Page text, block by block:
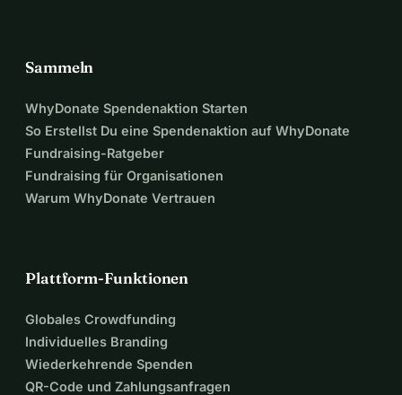
Sammeln
WhyDonate Spendenaktion Starten
So Erstellst Du eine Spendenaktion auf WhyDonate
Fundraising-Ratgeber
Fundraising für Organisationen
Warum WhyDonate Vertrauen
Plattform-Funktionen
Globales Crowdfunding
Individuelles Branding
Wiederkehrende Spenden
QR-Code und Zahlungsanfragen